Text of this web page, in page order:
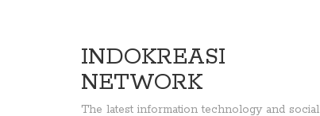
INDOKREASI
NETWORK
The latest information technology and social